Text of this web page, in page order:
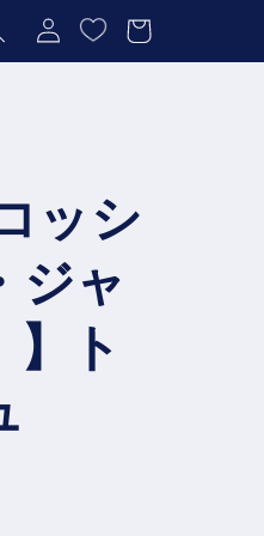
グ
イ
ー
ト
ッシ
ジャ
ト